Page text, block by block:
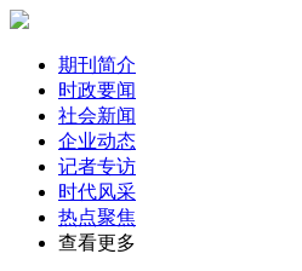
期刊简介
时政要闻
社会新闻
企业动态
记者专访
时代风采
热点聚焦
查看更多